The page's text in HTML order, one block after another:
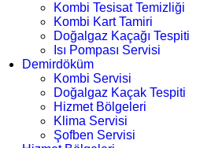
Kombi Tesisat Temizliği
Kombi Kart Tamiri
Doğalgaz Kaçağı Tespiti
Isı Pompası Servisi
Demirdöküm
Kombi Servisi
Doğalgaz Kaçak Tespiti
Hizmet Bölgeleri
Klima Servisi
Şofben Servisi